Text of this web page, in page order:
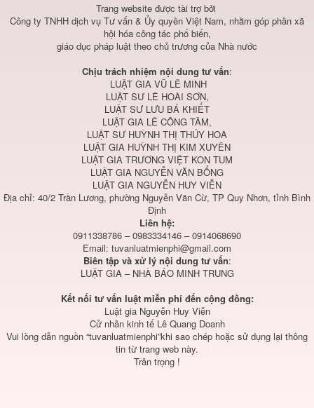
Trang website được tài trợ bởi
Công ty TNHH dịch vụ Tư vấn & Ủy quyền Việt Nam, nhằm góp phần xã
hội hóa công tác phổ biến,
giáo dục pháp luật theo chủ trương của Nhà nước
Chịu trách nhiệm nội dung tư vấn:
LUẬT GIA VŨ LÊ MINH
LUẬT SƯ LÊ HOÀI SƠN,
LUẬT SƯ LƯU BÁ KHIẾT
LUẬT GIA LÊ CÔNG TÂM,
LUẬT SƯ HUỲNH THỊ THÚY HOA
LUẬT GIA HUỲNH THỊ KIM XUYÊN
LUẬT GIA TRƯƠNG VIỆT KON TUM
LUẬT GIA NGUYỄN VĂN BỔNG
LUẬT GIA NGUYỄN HUY VIỄN
Địa chỉ: 40/2 Trần Lương, phường Nguyễn Văn Cừ, TP Quy Nhơn, tỉnh Bình
Định
Liên hệ:
0911338786 – 0983334146 – 0914068690
Email: tuvanluatmienphi@gmail.com
Biên tập và xử lý nội dung tư vấn:
LUẬT GIA – NHÀ BÁO MINH TRUNG
Kết nối tư vấn luật miễn phí đến cộng đồng:
Luật gia Nguyễn Huy Viễn
Cử nhân kinh tế Lê Quang Doanh
Vui lòng dẫn nguồn “tuvanluatmienphi”khi sao chép hoặc sử dụng lại thông
tin từ trang web này.
Trân trọng !